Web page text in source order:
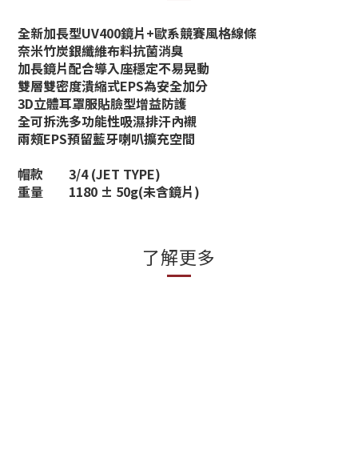
全新加長型UV400鏡片+歐系競賽風格線條
奈米竹炭銀纖維布料抗菌消臭
加長鏡片配合導入座穩定不易晃動
雙層雙密度潰縮式EPS為安全加分
3D立體耳罩服貼臉型增益防護
全可拆洗多功能性吸濕排汗內襯
兩頰EPS預留藍牙喇叭擴充空間
帽款
3/4 (JET TYPE)
重量
1180 ± 50g(未含鏡片)
了解更多